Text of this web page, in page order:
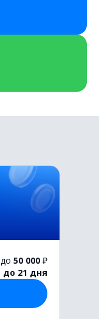
до 50 000 ₽
до 21 дня